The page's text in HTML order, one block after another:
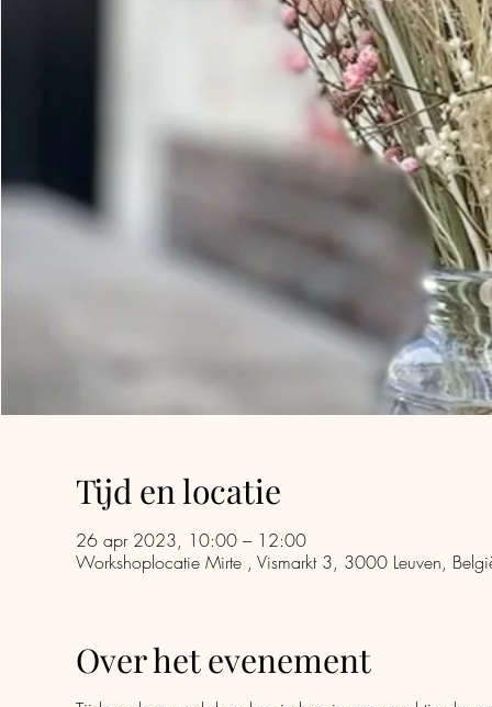
Tijd en locatie
26 apr 2023, 10:00 – 12:00
Workshoplocatie Mirte , Vismarkt 3, 3000 Leuven,
Over het evenement